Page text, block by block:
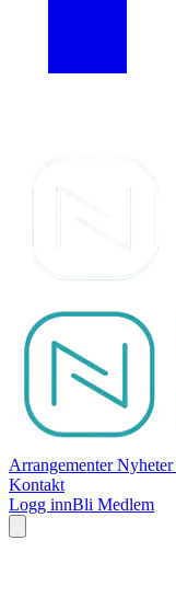
ArrangementerNyheter
Kontakt
Logg innBli Medlem